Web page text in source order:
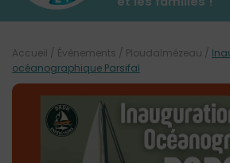
Accueil / Évènements / Ploudalmézeau /
océanographique Parsifal